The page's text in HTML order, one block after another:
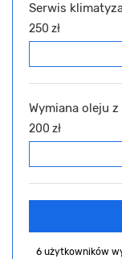
Serwis
250 zł
Wymiana oleju
200 zł
6 użytkowników